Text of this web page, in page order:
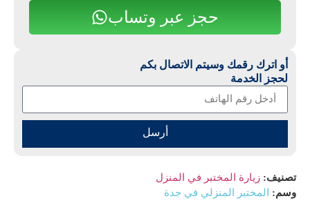
حجز عبر وتساب
أو اترك رقمك وسيتم الاتصال بكم
لحجز الخدمة
أرسل
تصنيف: زيارة المختبر في المنزل
وسم:
المختبر المنزلي في جدة